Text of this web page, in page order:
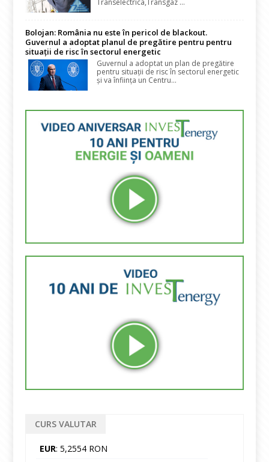
Transelectrica,Transgaz ...
Bolojan: România nu este în pericol de blackout.
Guvernul a adoptat planul de pregătire pentru pentru
situații de risc în sectorul energetic
Guvernul a adoptat un plan de pregătire
pentru situații de risc în sectorul energetic
și va înființa un Centru...
CURS VALUTAR
EUR: 5,2554 RON